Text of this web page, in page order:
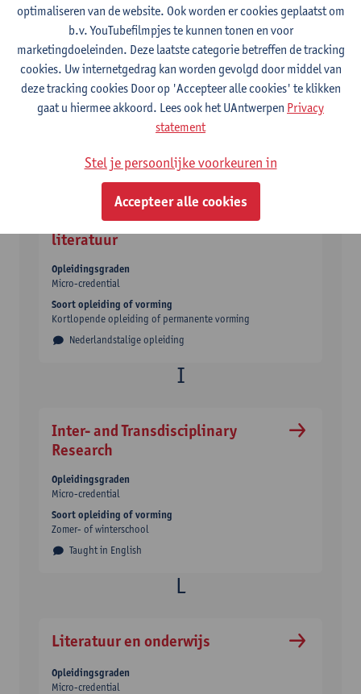
GOVTRUST Summer School
Opleidingsgraden
Micro-credential
Soort opleiding of vorming
Zomer- of winterschool
Hedendaagse Nederlandstalige
literatuur
Nederlandstalige opleiding
Opleidingsgraden
Micro-credential
Soort opleiding of vorming
Kortlopende opleiding of permanente vorming
Inter- and Transdisciplinary
Research
Taught in English
Opleidingsgraden
Micro-credential
Soort opleiding of vorming
Zomer- of winterschool
Literatuur en onderwijs
Opleidingsgraden
Micro-credential
optimaliseren van de website. Ook worden er cookies geplaatst om
b.v. YouTubefilmpjes te kunnen tonen en voor
marketingdoeleinden. Deze laatste categorie betreffen de tracking
cookies. Uw internetgedrag kan worden gevolgd door middel van
deze tracking cookies Door op 'Accepteer alle cookies' te klikken
gaat u hiermee akkoord. Lees ook het UAntwerpen Privacy
statement
Stel je persoonlijke voorkeuren in
Accepteer alle cookies